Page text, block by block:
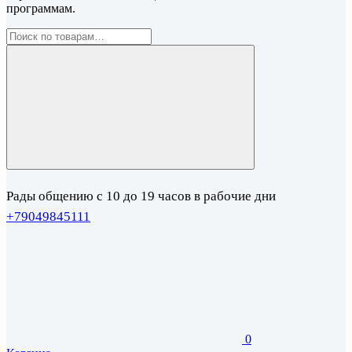
программам.
Рады общению с 10 до 19 часов в рабочие дни
+79049845111
0